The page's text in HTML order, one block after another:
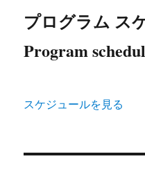
プログラム ス
Program
スケジュールを見る